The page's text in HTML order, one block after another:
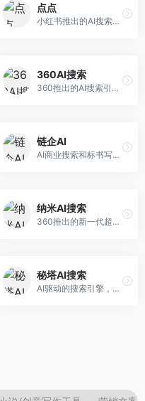
点点
小红书推出的AI搜索应用，专注于生活方式内容搜索。面向小红书用户，提供生活攻略、消费决策、内容推荐等服务，生活方式内容丰富。
360AI搜索
360推出的AI搜索引擎，专注于安全智能搜索。面向普通用户，提供智能问答、网页搜索、内容整理等服务，安全防护能力强。
链企AI
AI商业搜索和标书写作工具，专注于企业服务场景。面向企业用户，提供商业信息搜索、标书生成、企业分析等服务，商业信息专业。
纳米AI搜索
360推出的新一代超级AI搜索，深度整合360搜索资源。面向普通用户，提供智能问答、多模态搜索、内容生成等服务，安全可靠。
秘塔AI搜索
AI驱动的搜索引擎，专注于无广告直达结果。面向研究者和信息获取需求者，提供深度搜索、来源标注、答案整理等服务，搜索结果干净准确，信息可信度高。